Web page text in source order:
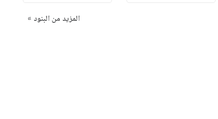
المزيد من البنود »